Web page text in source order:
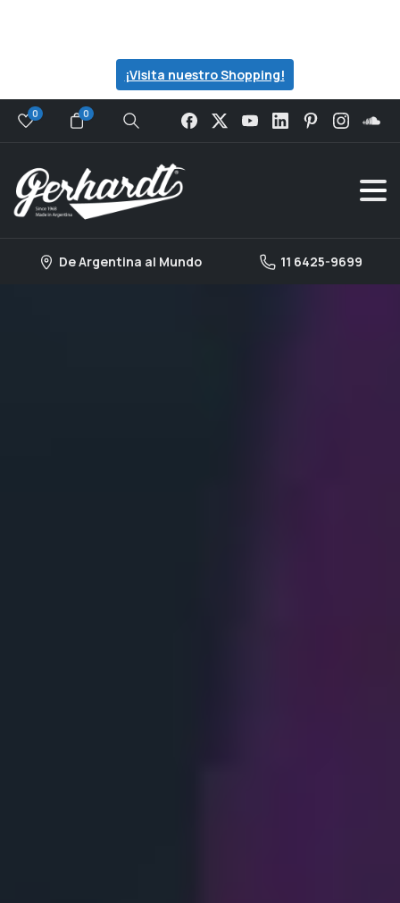
¡Visita nuestro Shopping!
0 0
Search
De Argentina al Mundo 11 6425-9699